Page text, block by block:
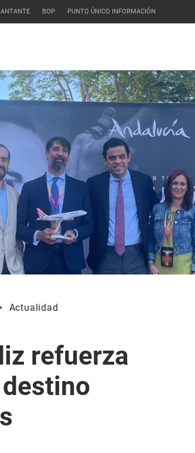
BOP PUNTO ÚNICO INFORMACIÓN
Actualidad
refuerza